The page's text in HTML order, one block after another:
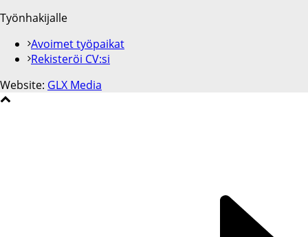
Työnhakijalle
Avoimet työpaikat
Rekisteröi CV:si
Website: GLX Media